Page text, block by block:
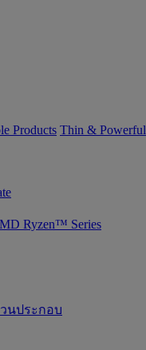
Products ‌Thin & Powerful
Ryzen™ Series
นประกอบ